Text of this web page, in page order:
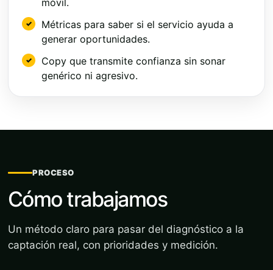
Métricas para saber si el servicio ayuda a
generar oportunidades.
Copy que transmite confianza sin sonar
genérico ni agresivo.
PROCESO
Cómo trabajamos
Un método claro para pasar del diagnóstico a la
captación real, con prioridades y medición.